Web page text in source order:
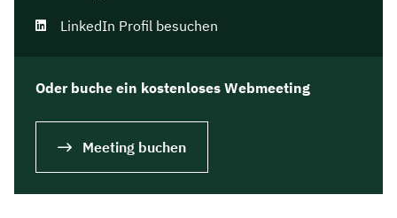
LinkedIn Profil besuchen
Oder buche ein kostenloses Webmeeting
Meeting buchen